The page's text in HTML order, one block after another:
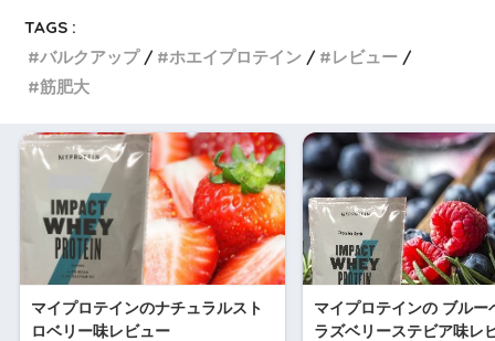
TAGS :
バルクアップ
ホエイプロテイン
レビュー
筋肥大
マイプロテインのナチュラルスト
ロベリー味レビュー
マイプロテインの ブルー
ラズベリーステビア味レ